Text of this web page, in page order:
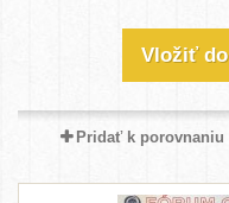
Vložiť
Pridať k porovnaniu